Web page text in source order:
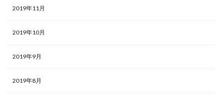
2019年11月
2019年10月
2019年9月
2019年8月